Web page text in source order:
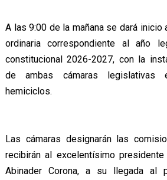
A las 9:00 de la mañana se dará inicio
ordinaria correspondiente al año
constitucional 2026-2027, con la
de ambas cámaras legislativas
hemiciclos.
Las cámaras designarán las
recibirán al excelentísimo
Abinader Corona, a su llegada al